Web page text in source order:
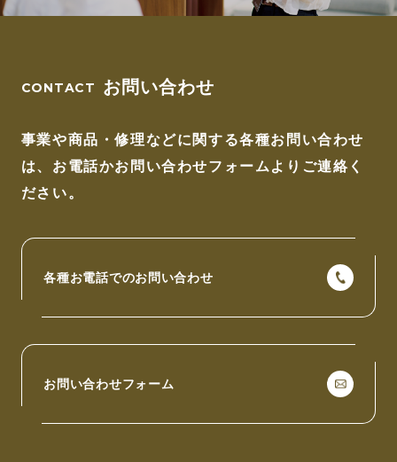
お問い合わせ
事業や商品・修理などに関する各種お問い合わせ
は、 お電話かお問い合わせフォームよりご連絡く
ださい。
各種お電話でのお問い合わせ
お問い合わせフォーム